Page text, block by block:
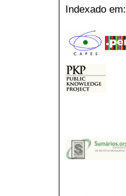
Indexado em: